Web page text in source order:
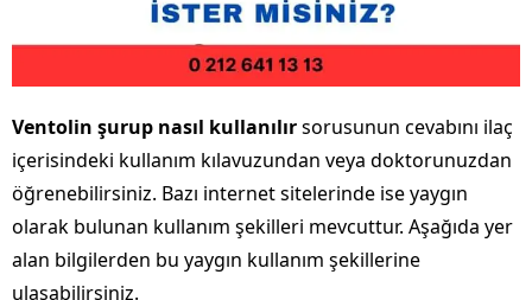
Ventolin şurup nasıl kullanılırsorusunun cevabını ilaç
içerisindeki kullanım kılavuzundan veya doktorunuzdan
öğrenebilirsiniz. Bazı internet sitelerinde ise yaygın
olarak bulunan kullanım şekilleri mevcuttur. Aşağıda yer
alan bilgilerden bu yaygın kullanım şekillerine
ulaşabilirsiniz.